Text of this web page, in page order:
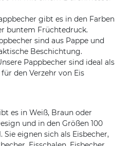
gibt es in den Farben
buntem Früchtedruck.
sind aus Pappe und
Beschichtung.
Pappbecher sind ideal als
den Verzehr von Eis
es in Weiß, Braun oder
und in den Größen 100
Sie eignen sich als Eisbecher,